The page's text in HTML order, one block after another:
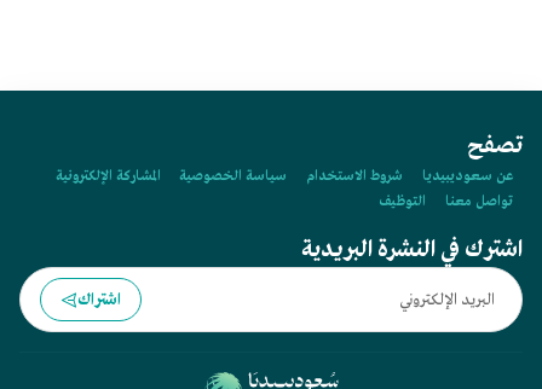
تصفح
عن سعوديبيديا شروط الاستخدام سياسة الخصوصية
المشاركة الإلكترونية
تواصل معنا
التوظيف
اشترك في النشرة البريدية
اشتراك